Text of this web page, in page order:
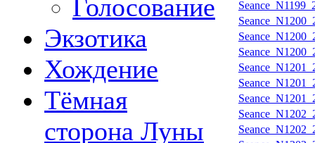
Голосование
Экзотика
Хождение
Тёмная
сторона Луны